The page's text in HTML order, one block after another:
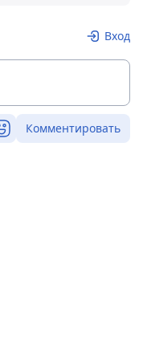
Вход
Комментировать